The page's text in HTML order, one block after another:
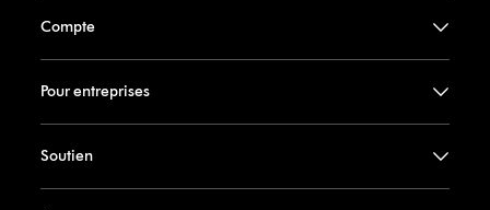
Compte
Pour entreprises
Soutien